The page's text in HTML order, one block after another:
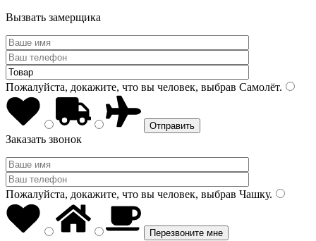
Вызвать замерщика
Пожалуйста, докажите, что вы человек, выбрав Самолёт.
Заказать звонок
Пожалуйста, докажите, что вы человек, выбрав Чашку.